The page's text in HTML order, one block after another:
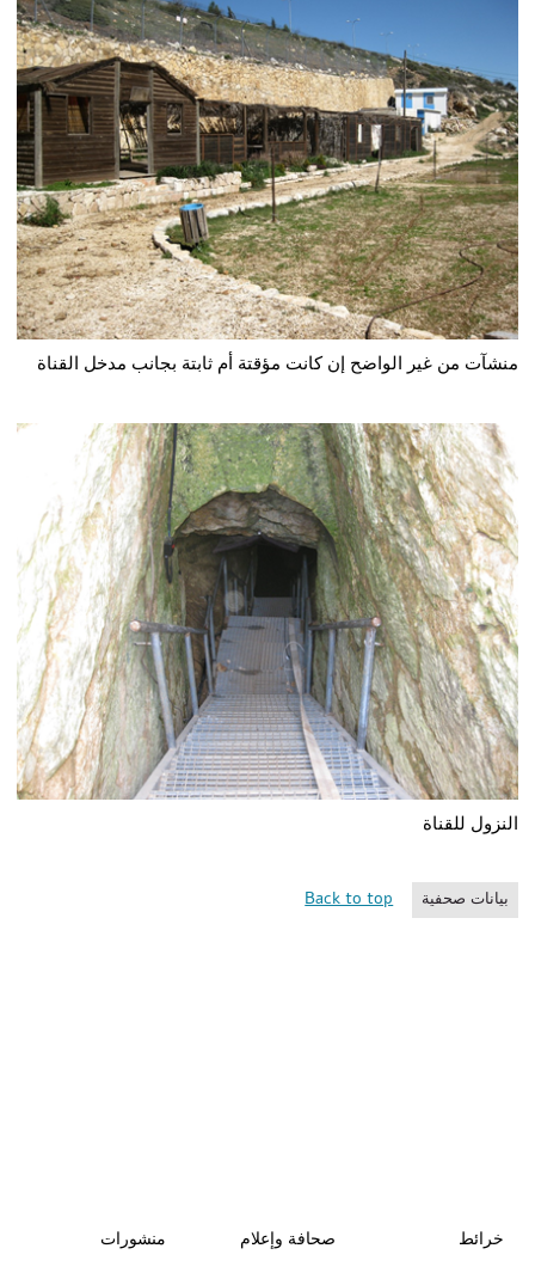
منشآت من غير الواضح إن كانت مؤقتة أم ثابتة بجانب مدخل القناة
النزول للقناة
بيانات صحفية Back to top
خرائط صحافة وإعلام منشورات